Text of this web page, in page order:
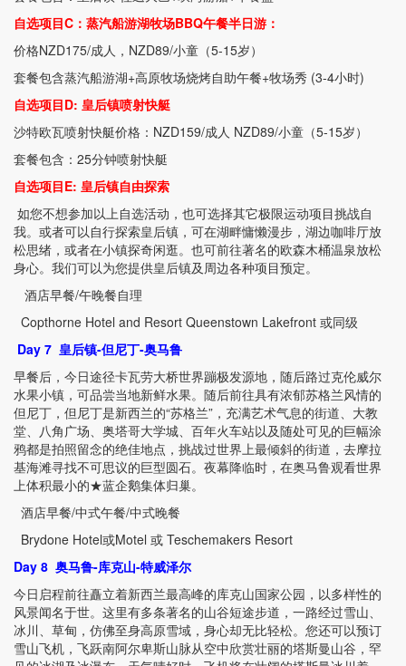
自选项目C ：蒸汽船游湖牧场BBQ午餐半日游：
价格NZD175/成人， NZD89/小童（5-15岁）
套餐包含蒸汽船游湖+高原牧场烧烤自助午餐+牧场秀 (3-4小时)
自选项目D: 皇后镇喷射快艇
沙特欧瓦喷射快艇价格： NZD159/成人 NZD89/小童（5-15岁）
套餐包含： 25分钟喷射快艇
自选项目E: 皇后镇自由探索
如您不想参加以上自选活动，也可选择其它极限运动项目挑战自
我。或者可以自行探索皇后镇，可在湖畔慵懒漫步，湖边咖啡厅放
松思绪，或者在小镇探奇闲逛。也可前往著名的欧森木桶温泉放松
身心。我们可以为您提供皇后镇及周边各种项目预定。
酒店早餐/午晚餐自理
Copthorne Hotel and Resort Queenstown Lakefront 或同级
Day 7 皇后镇-但尼丁-奥马鲁
早餐后，今日途径卡瓦劳大桥世界蹦极发源地，随后路过克伦威尔
水果小镇，可品尝当地新鲜水果。随后前往具有浓郁苏格兰风情的
但尼丁，但尼丁是新西兰的“苏格兰”，充满艺术气息的街道、大教
堂、八角广场、奥塔哥大学城、百年火车站以及随处可见的巨幅涂
鸦都是拍照留念的绝佳地点，挑战过世界上最倾斜的街道，去摩拉
基海滩寻找不可思议的巨型圆石。夜幕降临时，在奥马鲁观看世界
上体积最小的★蓝企鹅集体归巢。
酒店早餐/中式午餐/中式晚餐
Brydone Hotel或Motel 或 Teschemakers Resort
Day 8 奥马鲁-库克山-特威泽尔
今日启程前往矗立着新西兰最高峰的库克山国家公园，以多样性的
风景闻名于世。这里有多条著名的山谷短途步道，一路经过雪山、
冰川、草甸，仿佛至身高原雪域，身心却无比轻松。您还可以预订
雪山飞机，飞跃南阿尔卑斯山脉从空中欣赏壮丽的塔斯曼山谷，罕